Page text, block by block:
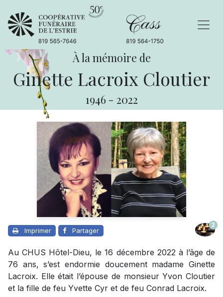
À la mémoire de
Ginette Lacroix Cloutier
1946 - 2022
Imprimer Partager
2
Au CHUS Hôtel-Dieu, le 16 décembre 2022 à l’âge de
76 ans, s’est endormie doucement madame Ginette
Lacroix. Elle était l’épouse de monsieur Yvon Cloutier
et la fille de feu Yvette Cyr et de feu Conrad Lacroix.